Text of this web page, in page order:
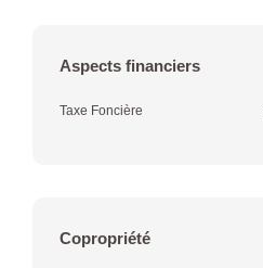
Aspects financiers
Taxe Foncière
Copropriété